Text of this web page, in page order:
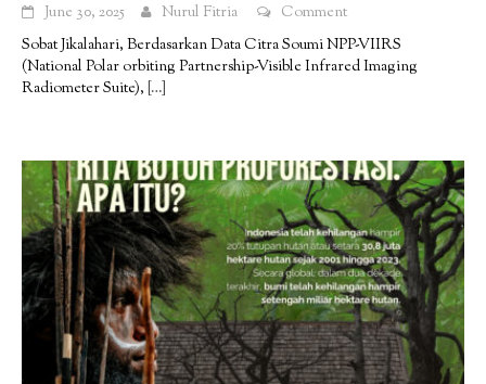
June 30, 2025 Nurul Fitria
Comment
Sobat Jikalahari, Berdasarkan Data Citra Soumi NPP-VIIRS
(National Polar orbiting Partnership-Visible Infrared Imaging
Radiometer Suite), […]